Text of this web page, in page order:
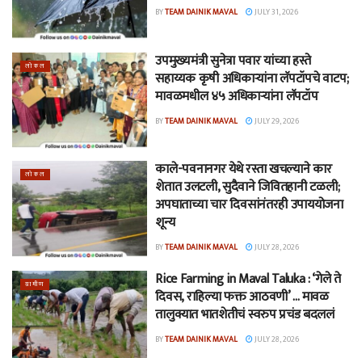
BYTEAM DAINIK MAVAL JULY 31, 2026
लोकल
उपमुख्यमंत्री सुनेत्रा पवार यांच्या हस्ते
सहाय्यक कृषी अधिकाऱ्यांना लॅपटॉपचे वाटप;
मावळमधील ४५ अधिकाऱ्यांना लॅपटॉप
BYTEAM DAINIK MAVAL JULY 29, 2026
लोकल
काले-पवनानगर येथे रस्ता खचल्याने कार
शेतात उलटली, सुदैवाने जिवितहानी टळली;
अपघाताच्या चार दिवसांनंतरही उपाययोजना
शून्य
BYTEAM DAINIK MAVAL JULY 28, 2026
ग्रामीण
Rice Farming in Maval Taluka : ‘गेले ते
दिवस, राहिल्या फक्त आठवणी’ … मावळ
तालुक्यात भातशेतीचं स्वरुप प्रचंड बदललं
BYTEAM DAINIK MAVAL JULY 28, 2026